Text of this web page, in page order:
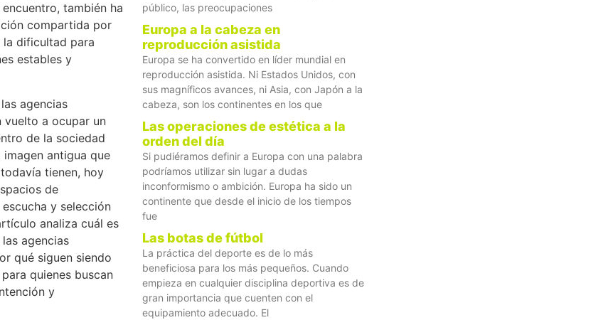
también ha
compartida por
la dificultad para
estables y
agencias
vuelto a ocupar un
de la sociedad
antigua que
tienen, hoy
de
y selección
analiza cuál es
agencias
qué siguen siendo
quienes buscan
y
público, las preocupaciones
Europa a la cabeza en
reproducción asistida
Europa se ha convertido en líder mundial en
reproducción asistida. Ni Estados Unidos, con
sus magníficos avances, ni Asia, con Japón a la
cabeza, son los continentes en los que
Las operaciones de estética a la
orden del día
Si pudiéramos definir a Europa con una palabra
podríamos utilizar sin lugar a dudas
inconformismo o ambición. Europa ha sido un
continente que desde el inicio de los tiempos
fue
Las botas de fútbol
La práctica del deporte es de lo más
beneficiosa para los más pequeños. Cuando
empieza en cualquier disciplina deportiva es de
gran importancia que cuenten con el
equipamiento adecuado. El